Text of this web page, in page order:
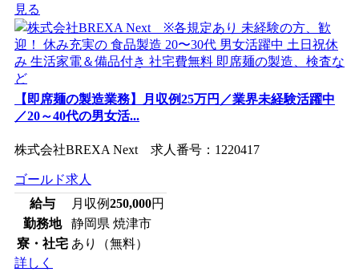
見る
【即席麺の製造業務】月収例25万円／業界未経験活躍中
／20～40代の男女活...
株式会社BREXA Next 求人番号：1220417
ゴールド求人
給与
月収例250,000円
勤務地
静岡県 焼津市
寮・社宅 あり（無料）
詳しく